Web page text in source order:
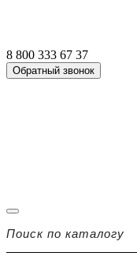
8 800 333 67 37
Обратный звонок